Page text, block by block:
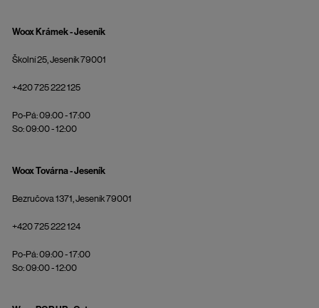
Woox Krámek - Jeseník
Školní 25, Jeseník 79001
+420 725 222 125
Po-Pá: 09:00 - 17:00
So: 09:00 - 12:00
Woox Továrna - Jeseník
Bezručova 1371, Jeseník 79001
+420 725 222 124
Po-Pá: 09:00 - 17:00
So: 09:00 - 12:00